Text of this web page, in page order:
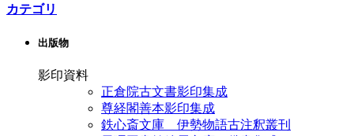
カテゴリ
出版物
影印資料
正倉院古文書影印集成
尊経閣善本影印集成
鉄心斎文庫 伊勢物語古注釈叢刊